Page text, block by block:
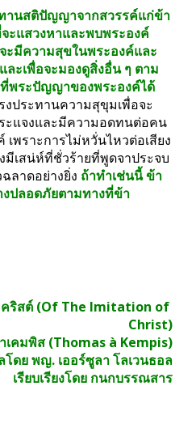
านสติปัญญาจากสวรรค์แก่ข้า
ะแสวงหาและพบพระองค์
ะมีความสุขในพระองค์และ
ละเพื่อจะมองดูสิ่งอื่น ๆ ตาม
ที่พระปัญญาของพระองค์ได้
งประทานความสุขุมเพื่อจะ
ะแจงและมีความอดทนต่อคน
พราะการไม่หวั่นไหวต่อเสียง
เสน่ห์ที่ชั่วร้ายที่พูดจาประจบ
ลาดอย่างยิ่ง ถ้าทำเช่นนี้ ข้า
ปลอดภัยตามทางที่ข้า
คริสต์ (Of The Imitation of
Christ)
เคมพิส (Thomas à Kempis)
โดย พญ. เออร์ซูลา โลเวนธอล
เรียบเรียงโดย กนกบรรณสาร